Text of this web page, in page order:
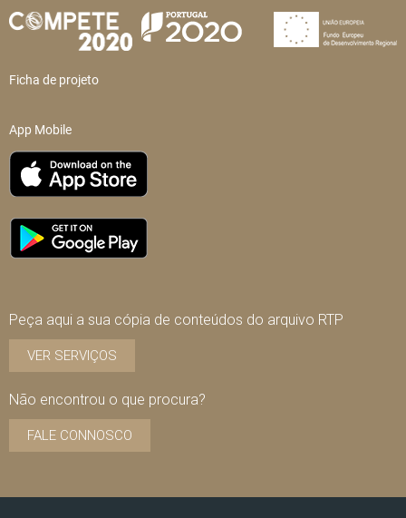
Ficha de projeto
App Mobile
Peça aqui a sua cópia de conteúdos do arquivo RTP
VER SERVIÇOS
Não encontrou o que procura?
FALE CONNOSCO